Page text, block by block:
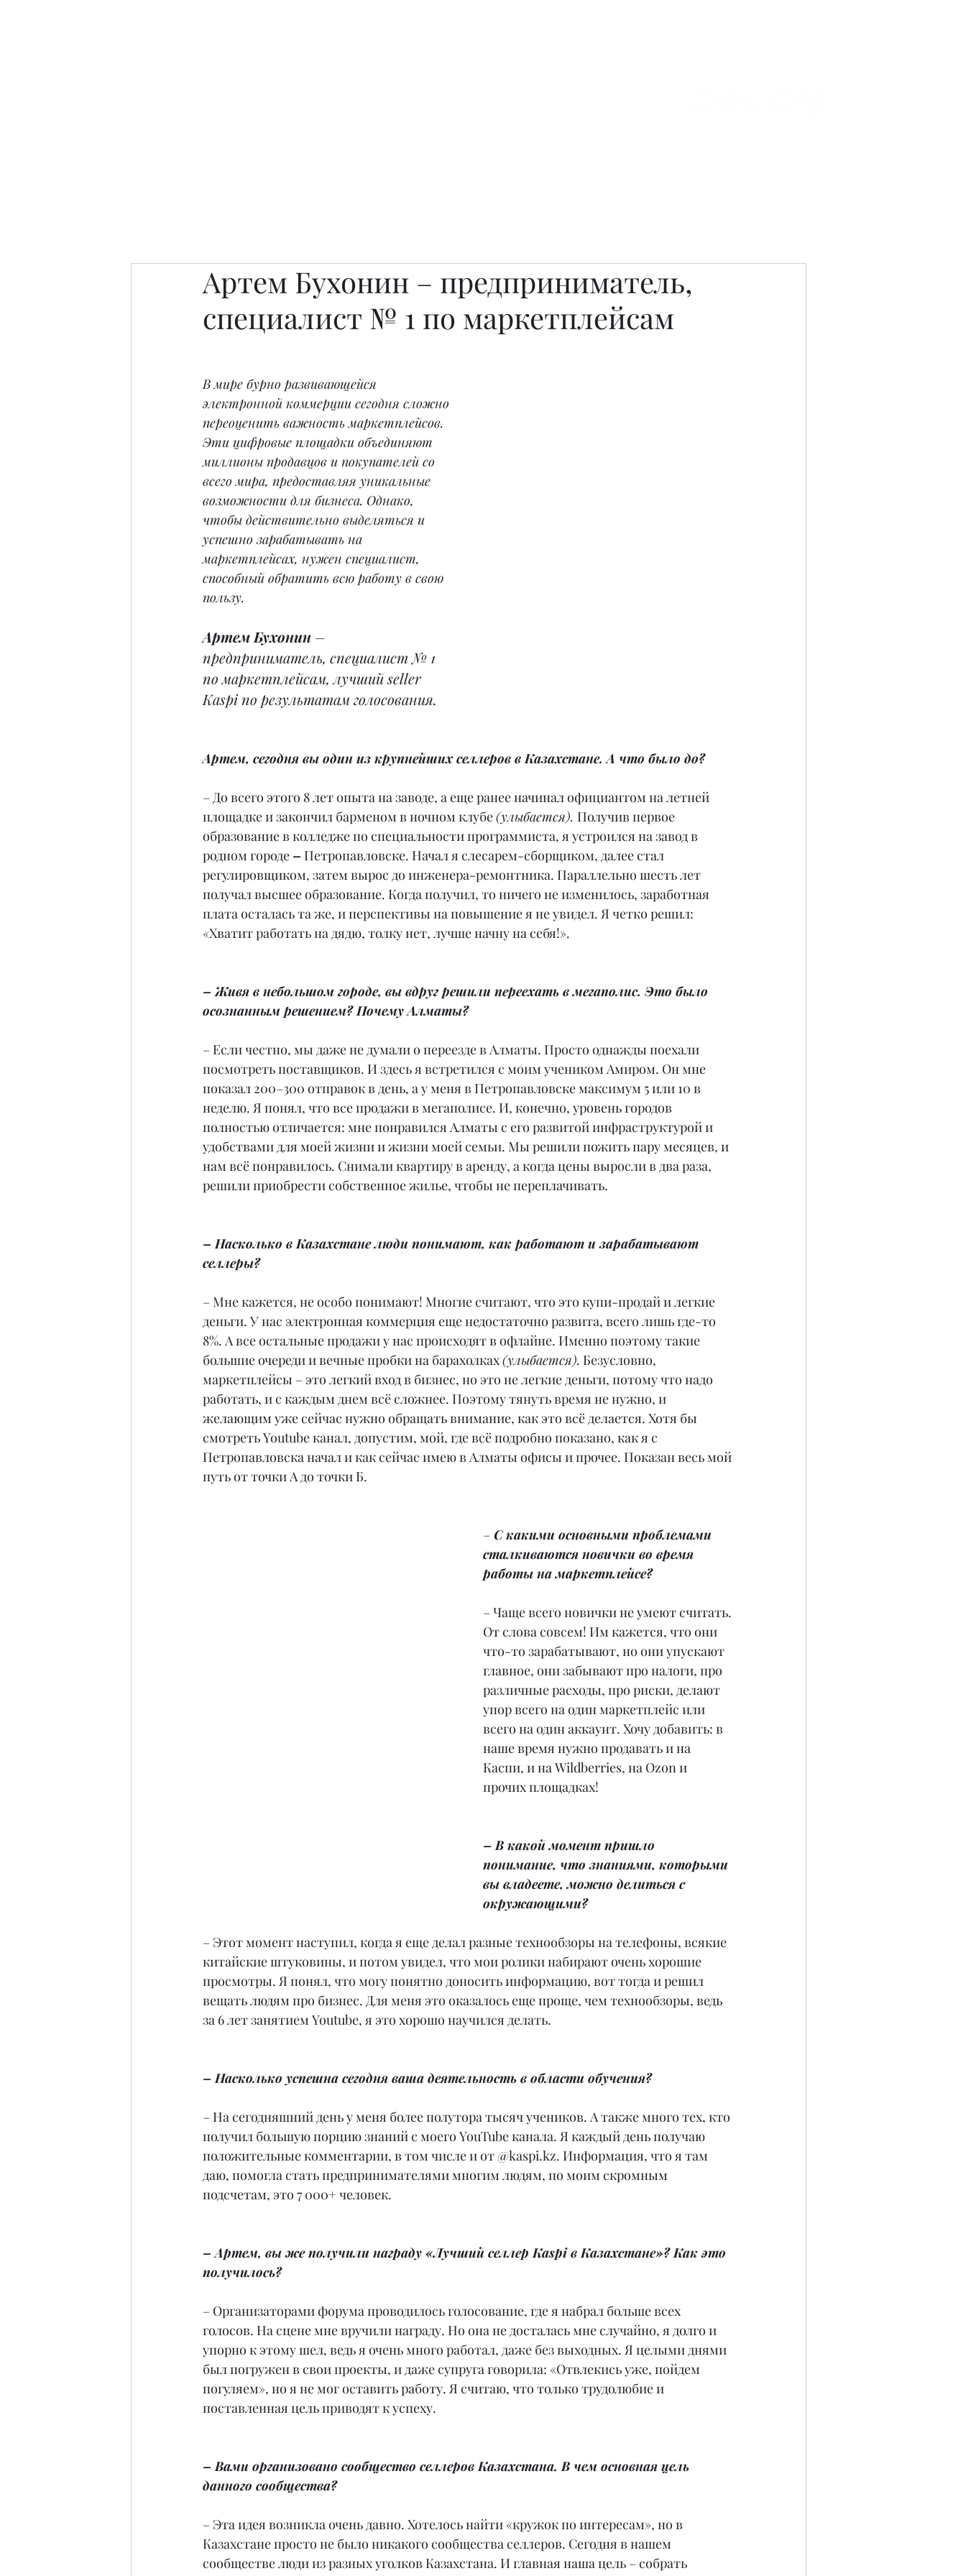
Артем Бухонин – предприниматель,
специалист № 1 по маркетплейсам
В мире бурно развивающейся
электронной коммерции сегодня сложно
переоценить важность маркетплейсов.
Эти цифровые площадки объединяют
миллионы продавцов и покупателей со
всего мира, предоставляя уникальные
возможности для бизнеса. Однако,
чтобы действительно выделяться и
успешно зарабатывать на
маркетплейсах, нужен специалист,
способный обратить всю работу в свою
пользу.
Артем Бухонин –
предприниматель, специалист № 1
по маркетплейсам, лучший seller
Kaspi по результатам голосования.
Артем, сегодня вы один из крупнейших селлеров в Казахстане. А что было до?
– До всего этого 8 лет опыта на заводе, а еще ранее начинал официантом на летней
площадке и закончил барменом в ночном клубе (улыбается). Получив первое
образование в колледже по специальности программиста, я устроился на завод в
родном городе – Петропавловске. Начал я слесарем-сборщиком, далее стал
регулировщиком, затем вырос до инженера-ремонтника. Параллельно шесть лет
получал высшее образование. Когда получил, то ничего не изменилось, заработная
плата осталась та же, и перспективы на повышение я не увидел. Я четко решил:
«Хватит работать на дядю, толку нет, лучше начну на себя!».
– Живя в небольшом городе, вы вдруг решили переехать в мегаполис. Это было
осознанным решением? Почему Алматы?
– Если честно, мы даже не думали о переезде в Алматы. Просто однажды поехали
посмотреть поставщиков. И здесь я встретился с моим учеником Амиром. Он мне
показал 200–300 отправок в день, а у меня в Петропавловске максимум 5 или 10 в
неделю. Я понял, что все продажи в мегаполисе. И, конечно, уровень городов
полностью отличается: мне понравился Алматы с его развитой инфраструктурой и
удобствами для моей жизни и жизни моей семьи. Мы решили пожить пару месяцев, и
нам всё понравилось. Снимали квартиру в аренду, а когда цены выросли в два раза,
решили приобрести собственное жилье, чтобы не переплачивать.
– Насколько в Казахстане люди понимают, как работают и зарабатывают
селлеры?
– Мне кажется, не особо понимают! Многие считают, что это купи-продай и легкие
деньги. У нас электронная коммерция еще недостаточно развита, всего лишь где-то
8%. А все остальные продажи у нас происходят в офлайне. Именно поэтому такие
большие очереди и вечные пробки на барахолках (улыбается). Безусловно,
маркетплейсы – это легкий вход в бизнес, но это не легкие деньги, потому что надо
работать, и с каждым днем всё сложнее. Поэтому тянуть время не нужно, и
желающим уже сейчас нужно обращать внимание, как это всё делается. Хотя бы
смотреть Youtube канал, допустим, мой, где всё подробно показано, как я с
Петропавловска начал и как сейчас имею в Алматы офисы и прочее. Показан весь мой
путь от точки А до точки Б.
– С какими основными проблемами
сталкиваются новички во время
работы на маркетплейсе?
– Чаще всего новички не умеют считать.
От слова совсем! Им кажется, что они
что-то зарабатывают, но они упускают
главное, они забывают про налоги, про
различные расходы, про риски, делают
упор всего на один маркетплейс или
всего на один аккаунт. Хочу добавить: в
наше время нужно продавать и на
Каспи, и на Wildberries, на Оzon и
прочих площадках!
– В какой момент пришло
понимание, что знаниями, которыми
вы владеете, можно делиться с
окружающими?
– Этот момент наступил, когда я еще делал разные технообзоры на телефоны, всякие
китайские штуковины, и потом увидел, что мои ролики набирают очень хорошие
просмотры. Я понял, что могу понятно доносить информацию, вот тогда и решил
вещать людям про бизнес. Для меня это оказалось еще проще, чем технообзоры, ведь
за 6 лет занятием Youtube, я это хорошо научился делать.
– Насколько успешна сегодня ваша деятельность в области обучения?
– На сегодняшний день у меня более полутора тысяч учеников. А также много тех, кто
получил большую порцию знаний с моего YouTube канала. Я каждый день получаю
положительные комментарии, в том числе и от @kaspi.kz. Информация, что я там
даю, помогла стать предпринимателями многим людям, по моим скромным
подсчетам, это 7 000+ человек.
– Артем, вы же получили награду «Лучший селлер Kaspi в Казахстане»? Как это
получилось?
– Организаторами форума проводилось голосование, где я набрал больше всех
голосов. На сцене мне вручили награду. Но она не досталась мне случайно, я долго и
упорно к этому шел, ведь я очень много работал, даже без выходных. Я целыми днями
был погружен в свои проекты, и даже супруга говорила: «Отвлекись уже, пойдем
погуляем», но я не мог оставить работу. Я считаю, что только трудолюбие и
поставленная цель приводят к успеху.
– Вами организовано сообщество селлеров Казахстана. В чем основная цель
данного сообщества?
– Эта идея возникла очень давно. Хотелось найти «кружок по интересам», но в
Казахстане просто не было никакого сообщества селлеров. Сегодня в нашем
сообществе люди из разных уголков Казахстана. И главная наша цель – собрать